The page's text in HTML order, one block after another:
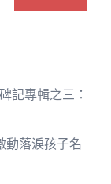
記專輯之三：
動落淚孩子名